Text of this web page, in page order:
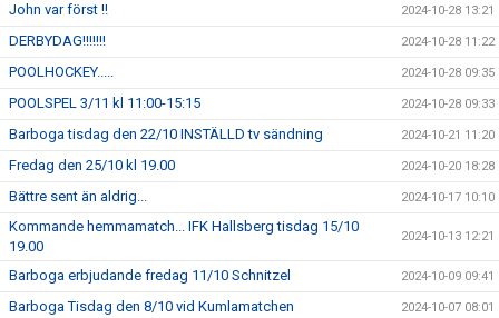
John var först !! 2024-10-28 13:21
DERBYDAG!!!!!!! 2024-10-28 11:22
POOLHOCKEY..... 2024-10-28 09:35
POOLSPEL 3/11 kl 11:00-15:15 2024-10-28 09:33
Barboga tisdag den 22/10 INSTÄLLD tv sändning 2024-10-21 11:20
Fredag den 25/10 kl 19.00 2024-10-20 18:28
Bättre sent än aldrig... 2024-10-17 10:10
Kommande hemmamatch... IFK Hallsberg tisdag 15/10
19.00
2024-10-13 12:21
Barboga erbjudande fredag 11/10 Schnitzel 2024-10-09 09:41
Barboga Tisdag den 8/10 vid Kumlamatchen 2024-10-07 08:01